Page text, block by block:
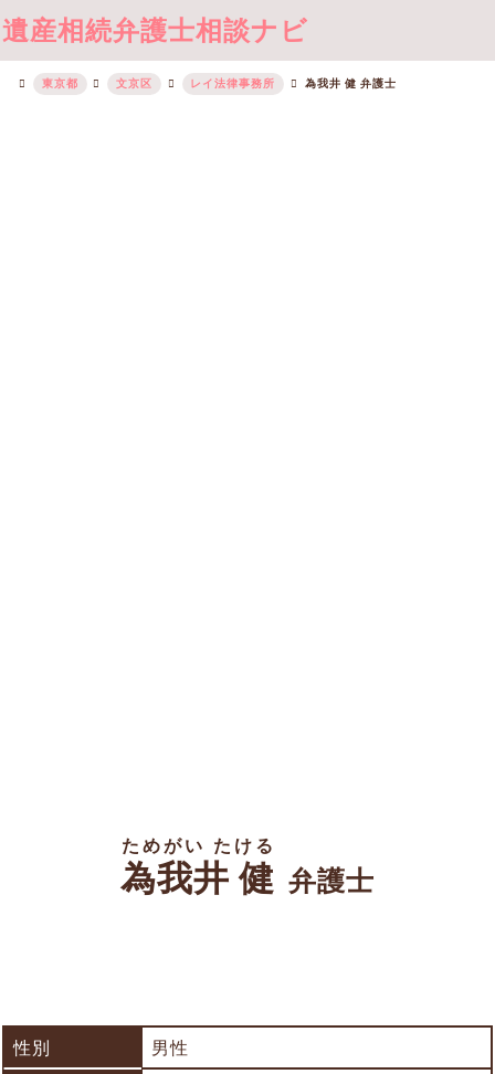
遺産相続弁護士相談ナビ
東京都 文京区 レイ法律事務所 為我井 健 弁護士
為我井 健
ためがい たける
弁護士
性別
男性